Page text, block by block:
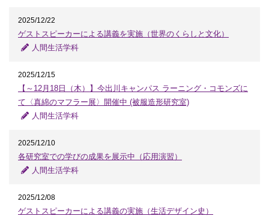
2025/12/22
ゲストスピーカーによる講義を実施（世界のくらしと文化）
人間生活学科
2025/12/15
【～12月18日（木）】今出川キャンパス ラーニング・コモンズに
て〈真綿のマフラー展〉開催中 (被服造形研究室)
人間生活学科
2025/12/10
各研究室での学びの成果を展示中（応用演習）
人間生活学科
2025/12/08
ゲストスピーカーによる講義の実施（生活デザイン史）